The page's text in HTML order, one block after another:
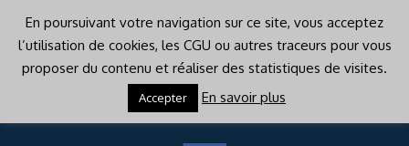
En poursuivant votre navigation sur ce site, vous acceptez
l’utilisation de cookies, les CGU ou autres traceurs pour vous
proposer du contenu et réaliser des statistiques de visites.
Accepter En savoir plus